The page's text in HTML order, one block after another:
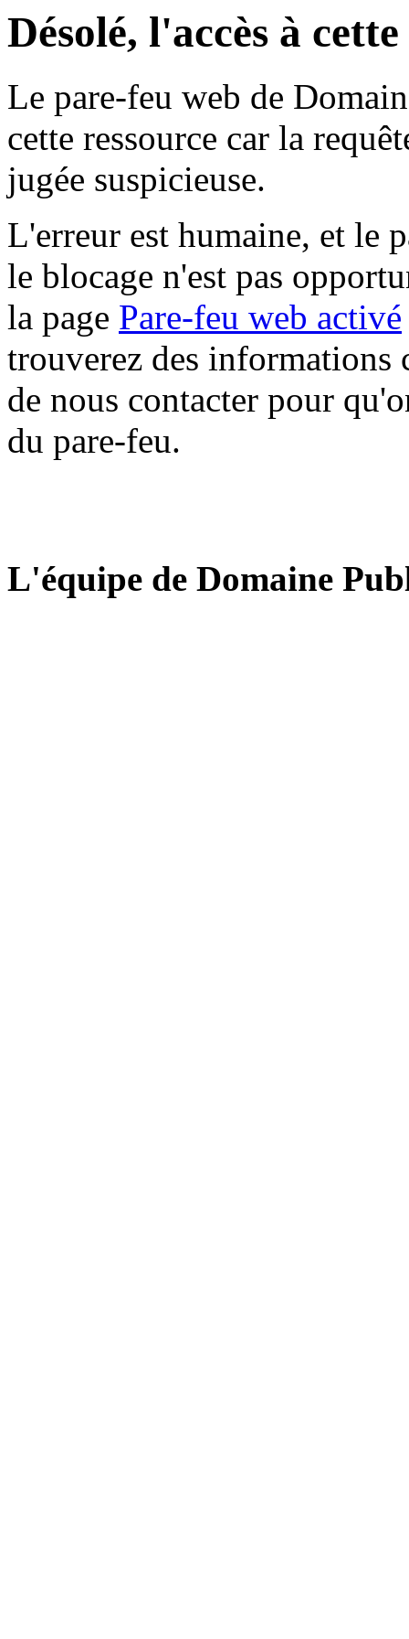
Désolé, l'accès à
Le pare-feu web de
cette ressource car la
jugée suspicieuse.
L'erreur est humaine, et le
le blocage n'est pas
la page Pare-feu web activé
trouverez des informations
de nous contacter pour
du pare-feu.
L'équipe de Domaine